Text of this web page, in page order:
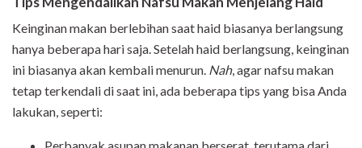
Keinginan makan berlebihan saat haid biasanya berlangsung
hanya beberapa hari saja. Setelah haid berlangsung, keinginan
ini biasanya akan kembali menurun. Nah, agar nafsu makan
tetap terkendali di saat ini, ada beberapa tips yang bisa Anda
lakukan, seperti: